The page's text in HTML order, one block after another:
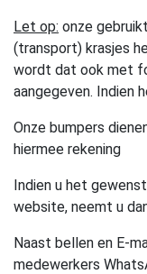
Let op: onze
(transport) krasjes
wordt dat ook met
aangegeven. Indien
Onze bumpers
hiermee rekening
Indien u het
website, neemt u
Naast bellen en E-
medewerkers